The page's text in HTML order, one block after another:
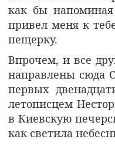
как бы
привел меня к
пещерку.
Впрочем, и все
направлены сюда
первых
летописцем
в Киевскую
как светила